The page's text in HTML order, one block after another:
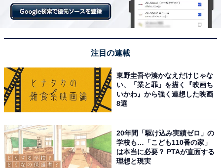
注目の連載
東野圭吾や湊かなえだけじゃな
い、「業と罪」を描く『映画ち
いかわ』から強く連想した映画
8選
20年間「駆け込み実績ゼロ」の
学校も…「こども110番の家」
は本当に必要？ PTAが直面する
理想と現実